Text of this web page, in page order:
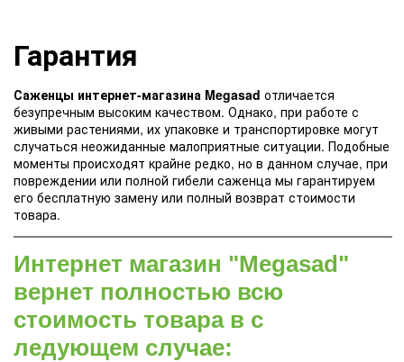
Гарантия
Саженцы интернет-магазина Megasad отличается
безупречным высоким качеством. Однако, при работе с
живыми растениями, их упаковке и транспортировке могут
случаться неожиданные малоприятные ситуации. Подобные
моменты происходят крайне редко, но в данном случае, при
повреждении или полной гибели саженца мы гарантируем
его бесплатную замену или полный возврат стоимости
товара.
Интернет магазин "Megasad"
вернет полностью всю
стоимость товара в с
ледующем случае: